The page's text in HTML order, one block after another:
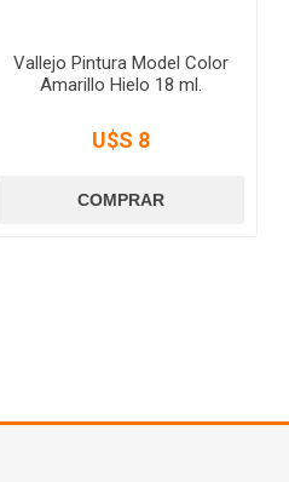
Vallejo Pintura Model Color
Amarillo Hielo 18 ml.
U$S 8